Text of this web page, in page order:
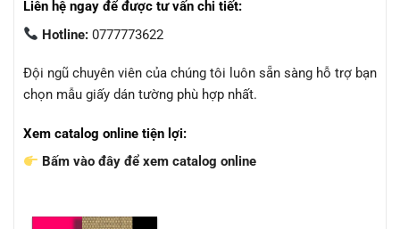
Liên hệ ngay để được tư vấn chi tiết:
Hotline: 0777773622
Đội ngũ chuyên viên của chúng tôi luôn sẵn sàng hỗ trợ bạn
chọn mẫu giấy dán tường phù hợp nhất.
Xem catalog online tiện lợi:
Bấm vào đây để xem catalog online